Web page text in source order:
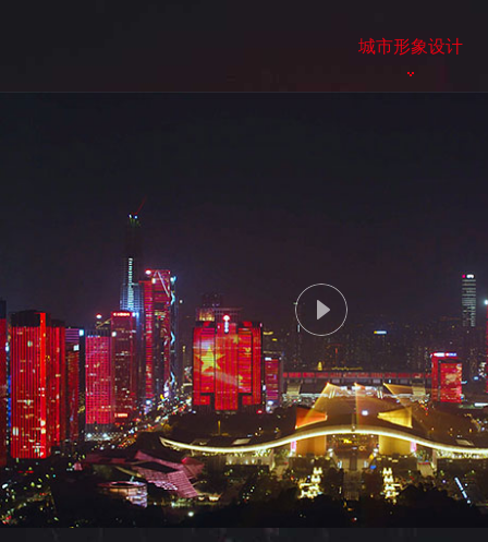
城市形象设计